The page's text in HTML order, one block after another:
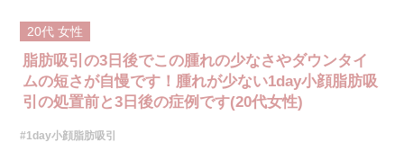
20代 女性
脂肪吸引の3日後でこの腫れの少なさやダウンタイ
ムの短さが自慢です！腫れが少ない1day小顔脂肪吸
引の処置前と3日後の症例です(20代女性)
#1day小顔脂肪吸引